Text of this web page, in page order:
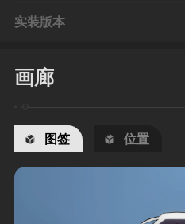
实装版本
画廊
图签 位置